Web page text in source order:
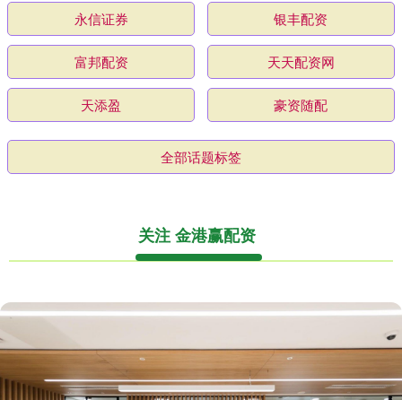
永信证券 银丰配资
富邦配资 天天配资网
天添盈 豪资随配
全部话题标签
关注 金港赢配资